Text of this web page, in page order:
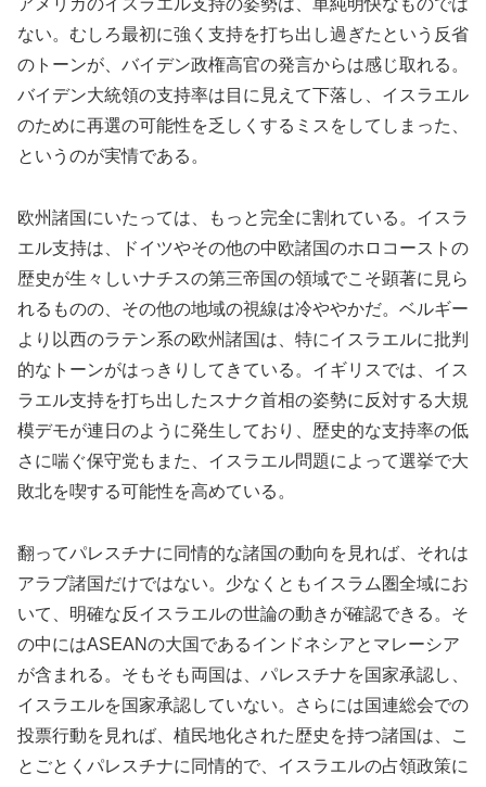
アメリカのイスラエル支持の姿勢は、単純明快なものでは
ない。むしろ最初に強く支持を打ち出し過ぎたという反省
のトーンが、バイデン政権高官の発言からは感じ取れる。
バイデン大統領の支持率は目に見えて下落し、イスラエル
のために再選の可能性を乏しくするミスをしてしまった、
というのが実情である。
欧州諸国にいたっては、もっと完全に割れている。イスラ
エル支持は、ドイツやその他の中欧諸国のホロコーストの
歴史が生々しいナチスの第三帝国の領域でこそ顕著に見ら
れるものの、その他の地域の視線は冷ややかだ。ベルギー
より以西のラテン系の欧州諸国は、特にイスラエルに批判
的なトーンがはっきりしてきている。イギリスでは、イス
ラエル支持を打ち出したスナク首相の姿勢に反対する大規
模デモが連日のように発生しており、歴史的な支持率の低
さに喘ぐ保守党もまた、イスラエル問題によって選挙で大
敗北を喫する可能性を高めている。
翻ってパレスチナに同情的な諸国の動向を見れば、それは
アラブ諸国だけではない。少なくともイスラム圏全域にお
いて、明確な反イスラエルの世論の動きが確認できる。そ
の中にはASEANの大国であるインドネシアとマレーシア
が含まれる。そもそも両国は、パレスチナを国家承認し、
イスラエルを国家承認していない。さらには国連総会での
投票行動を見れば、植民地化された歴史を持つ諸国は、こ
とごとくパレスチナに同情的で、イスラエルの占領政策に